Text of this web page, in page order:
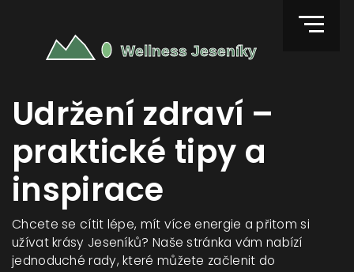
Udržení zdraví –
praktické tipy a
inspirace
Chcete se cítit lépe, mít více energie a přitom si
užívat krásy Jeseníků? Naše stránka vám nabízí
jednoduché rady, které můžete začlenit do